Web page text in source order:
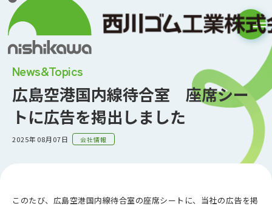
News&Topics
広島空港国内線待合室 座席シー
トに広告を掲出しました
2025年08月07日 会社情報
このたび、広島空港国内線待合室の座席シートに、当社の広告を掲